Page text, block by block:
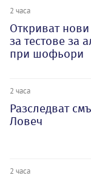
2 часа
Откриват
за тестове за
при шофьори
2 часа
Разследват
Ловеч
2 часа